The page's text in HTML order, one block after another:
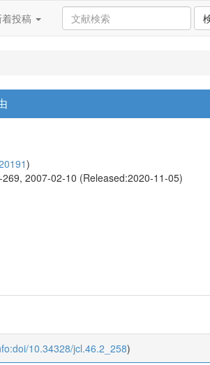
着投稿
)
2007-02-10 (Released:2020-11-05)
10.34328/jcl.46.2_258)